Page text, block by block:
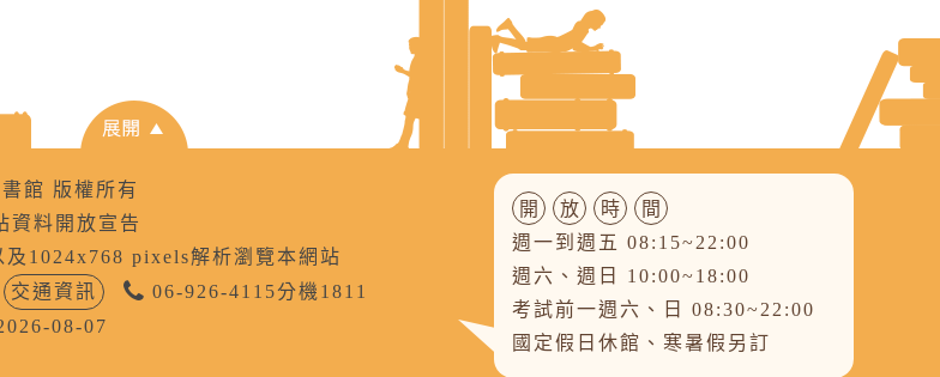
館 版權所有
資料開放宣告
1024x768 pixels解析瀏覽本網站
交通資訊
06-926-4115分機1811
08-07
開 放 時
間
週一到週五 08:15~22:00
週六、週日 10:00~18:00
考試前一週六、日 08:30~22:00
國定假日休館、寒暑假另訂